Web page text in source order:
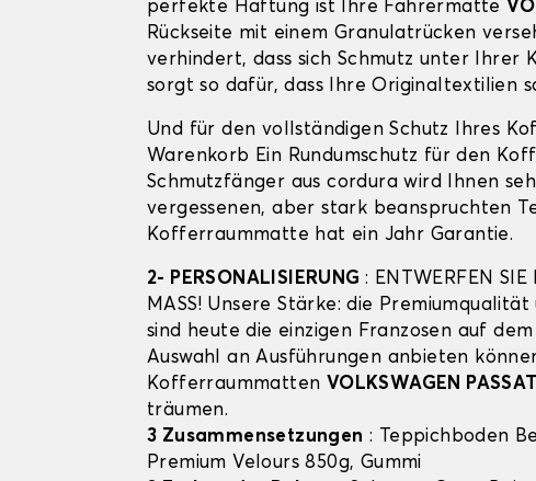
perfekte Haftung ist Ihre Fahrermatte
Rückseite mit einem Granulatrücken
verhindert, dass sich Schmutz unter
sorgt so dafür, dass Ihre Originaltextilien
Und für den vollständigen Schutz Ihres
Warenkorb Ein Rundumschutz für den
Schmutzfänger aus cordura wird Ihnen
vergessenen, aber stark beanspruchten
Kofferraummatte hat ein Jahr Garantie.
2- PERSONALISIERUNG : ENTWERFEN
MASS! Unsere Stärke: die
sind heute die einzigen Franzosen auf
Auswahl an Ausführungen anbieten
Kofferraummatten VOLKSWAGEN PASSAT
träumen.
3 Zusammensetzungen : Teppichboden
Premium Velours 850g, Gummi